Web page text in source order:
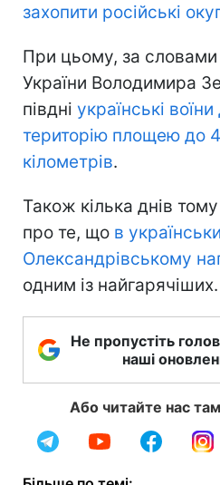
захопити російські
При цьому, за словами
України Володимира
півдні українські
територію площею до
кілометрів.
Також кілька днів
про те, що в
Олександрівському
одним із найгарячіших.
Не пропустіть
наші
Або читайте нас